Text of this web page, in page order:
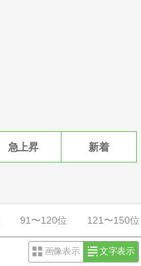
急上昇 新着
91〜120位 121〜150位
画像表示 文字表示